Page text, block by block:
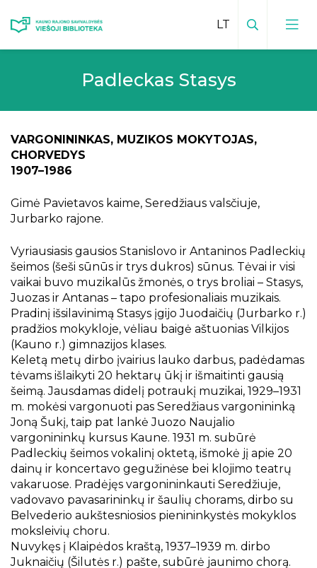
Viešosios bibliotekos kontaktai
Vadovas
Padalinių veiklų planai
Facebook padaliniuose
Bibliotekos leidiniai
Kraštiečiai
Elektroninis kraštotyros katalogas
Istoriniai, kultūriniai ir gamtos paminklai
Viešoji biblioteka ir padaliniai spaudoje
Kraštotyrinės virtualios parodos
Piligrimų keliai Kauno rajone
Mėnesio veiklų planas
Vizija, misija, tikslai
Apdovanojimai
Projektai
Vaikų centras
Edukacijos vaikams
Būreliai ir klubai
Sensorinis kambarys
Virtualios edukacijos
Renginių transliacijos
Vaizdo įrašai
Bibliotekos
Padleckas Stasys
VARGONININKAS, MUZIKOS MOKYTOJAS,
CHORVEDYS
1907–1986
Gimė Pavietavos kaime, Seredžiaus valsčiuje,
Jurbarko rajone.
Vyriausiasis gausios Stanislovo ir Antaninos Padleckių
šeimos (šeši sūnūs ir trys dukros) sūnus. Tėvai ir visi
vaikai buvo muzikalūs žmonės, o trys broliai – Stasys,
Juozas ir Antanas – tapo profesionaliais muzikais.
Pradinį išsilavinimą Stasys įgijo Juodaičių (Jurbarko r.)
pradžios mokykloje, vėliau baigė aštuonias Vilkijos
(Kauno r.) gimnazijos klases.
Keletą metų dirbo įvairius lauko darbus, padėdamas
tėvams išlaikyti 20 hektarų ūkį ir išmaitinti gausią
šeimą. Jausdamas didelį potraukį muzikai, 1929–1931
m. mokėsi vargonuoti pas Seredžiaus vargonininką
Joną Šukį, taip pat lankė Juozo Naujalio
vargonininkų kursus Kaune. 1931 m. subūrė
Padleckių šeimos vokalinį oktetą, išmokė jį apie 20
dainų ir koncertavo gegužinėse bei klojimo teatrų
vakaruose. Pradėjęs vargonininkauti Seredžiuje,
vadovavo pavasarininkų ir šaulių chorams, dirbo su
Belvederio aukštesniosios pienininkystės mokyklos
moksleivių choru.
Nuvykęs į Klaipėdos kraštą, 1937–1939 m. dirbo
Juknaičių (Šilutės r.) pašte, subūrė jaunimo chorą.